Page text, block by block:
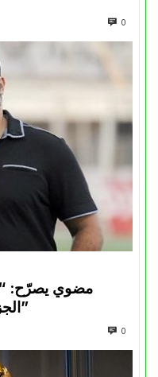
0
مضوي يصرّح:
الجزائرية في المسابقات القارية”
0